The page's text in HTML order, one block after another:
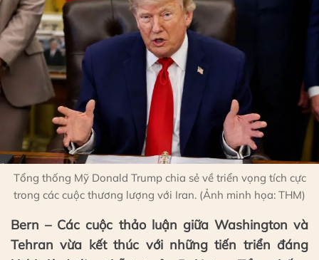
Tổng thống Mỹ Donald Trump chia sẻ về triển vọng tích cực
trong các cuộc thương lượng với Iran. (Ảnh minh họa: THM)
Bern – Các cuộc thảo luận giữa Washington và
Tehran vừa kết thúc với những tiến triển đáng